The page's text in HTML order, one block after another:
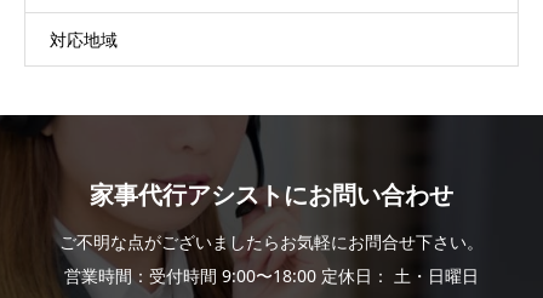
対応地域
家事代行アシストにお問い合わせ
ご不明な点がございましたらお気軽にお問合せ下さい。
営業時間：受付時間 9:00〜18:00 定休日： 土・日曜日